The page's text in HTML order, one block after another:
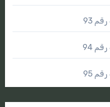
93
94
95